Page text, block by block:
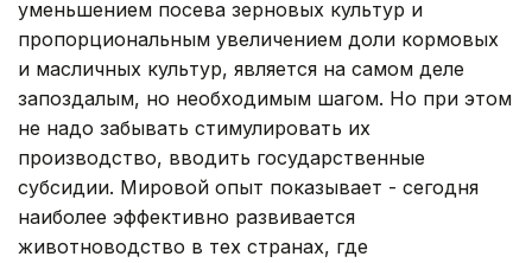
уменьшением посева зерновых культур и
пропорциональным увеличением доли кормовых
и масличных культур, является на самом деле
запоздалым, но необходимым шагом. Но при этом
не надо забывать стимулировать их
производство, вводить государственные
субсидии. Мировой опыт показывает - сегодня
наиболее эффективно развивается
животноводство в тех странах, где